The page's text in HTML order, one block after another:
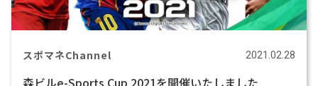
スポマネChannel 2021.02.28
森ビルe-Sports Cup 2021を開催いたしました